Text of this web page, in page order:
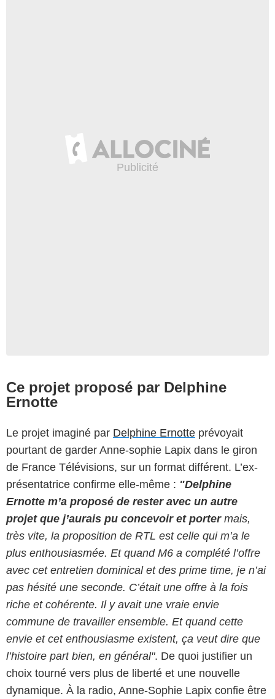
Ce projet proposé par Delphine
Ernotte
Le projet imaginé par Delphine Ernotte prévoyait
pourtant de garder Anne-sophie Lapix dans le giron
de France Télévisions, sur un format différent. L’ex-
présentatrice confirme elle-même : "Delphine
Ernotte m’a proposé de rester avec un autre
projet que j’aurais pu concevoir et porter mais,
très vite, la proposition de RTL est celle qui m’a le
plus enthousiasmée. Et quand M6 a complété l’offre
avec cet entretien dominical et des prime time, je n’ai
pas hésité une seconde. C’était une offre à la fois
riche et cohérente. Il y avait une vraie envie
commune de travailler ensemble. Et quand cette
envie et cet enthousiasme existent, ça veut dire que
l’histoire part bien, en général". De quoi justifier un
choix tourné vers plus de liberté et une nouvelle
dynamique. À la radio, Anne-Sophie Lapix confie être